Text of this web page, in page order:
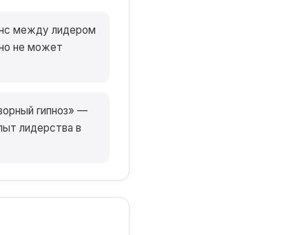
между лидером
не может
гипноз» —
лидерства в